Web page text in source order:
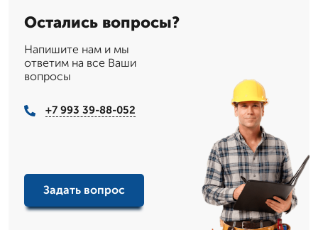
Остались вопросы?
Напишите нам и мы
ответим на все Ваши
вопросы
+7 993 39-88-052
Задать вопрос